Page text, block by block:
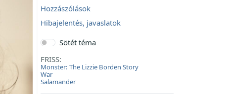
Hozzászólások
Hibajelentés, javaslatok
Sötét téma
FRISS:
Monster: The Lizzie Borden Story
War
Salamander